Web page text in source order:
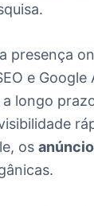
presença
e Google
longo
os